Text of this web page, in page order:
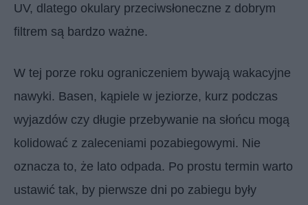
UV, dlatego okulary przeciwsłoneczne z dobrym
filtrem są bardzo ważne.
W tej porze roku ograniczeniem bywają wakacyjne
nawyki. Basen, kąpiele w jeziorze, kurz podczas
wyjazdów czy długie przebywanie na słońcu mogą
kolidować z zaleceniami pozabiegowymi. Nie
oznacza to, że lato odpada. Po prostu termin warto
ustawić tak, by pierwsze dni po zabiegu były